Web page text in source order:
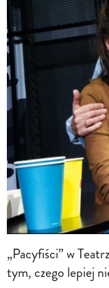
„Pacyfiści” w
tym, czego lepiej